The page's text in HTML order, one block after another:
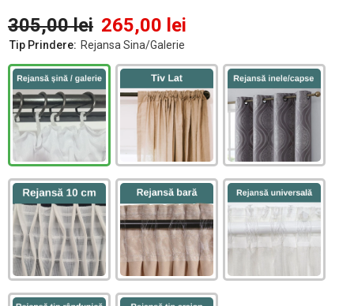
305,00 lei 265,00 lei
Tip Prindere: Rejansa Sina/Galerie